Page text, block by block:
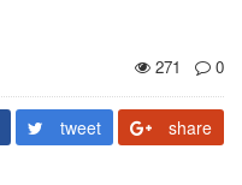
271
0
tweet share